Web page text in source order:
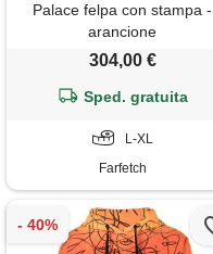
Palace felpa con stampa -
arancione
304,00 €
Sped. gratuita
L-XL
Farfetch